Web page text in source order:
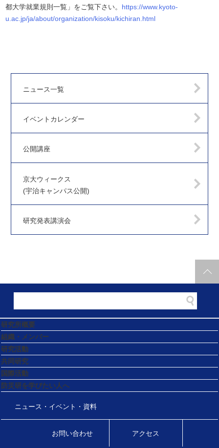
都大学就業規則一覧」をご覧下さい。 https://www.kyoto-
u.ac.jp/ja/about/organization/kisoku/kichiran.html
ニュース一覧
イベントカレンダー
公開講座
京大ウィークス
(宇治キャンパス公開)
研究発表講演会
研究所概要
組織・メンバー
研究活動
共同研究
国際活動
防災研を学びたい人へ
ニュース・イベント・資料
お問い合わせ アクセス